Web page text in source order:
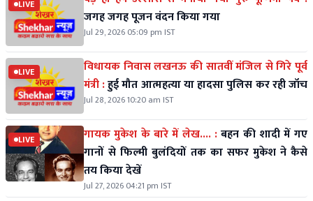
LIVE
जगह जगह पूजन वंदन किया गया
Jul 29, 2026 05:09 pm IST
LIVE
विधायक निवास लखनऊ की सातवीं मंजिल से गिरे पूर्व
मंत्री :हुई मौत आत्महत्या या हादसा पुलिस कर रही जॉच
Jul 28, 2026 10:20 am IST
LIVE गायक मुकेश के बारे में लेख.... :बहन की शादी में गए
गानों से फिल्मी बुलंदियों तक का सफर मुकेश ने कैसे
तय किया देखें
Jul 27, 2026 04:21 pm IST